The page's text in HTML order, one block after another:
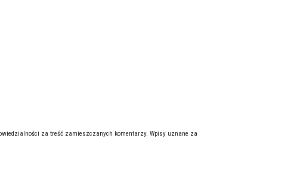
za treść zamieszczanych komentarzy. Wpisy uznane za